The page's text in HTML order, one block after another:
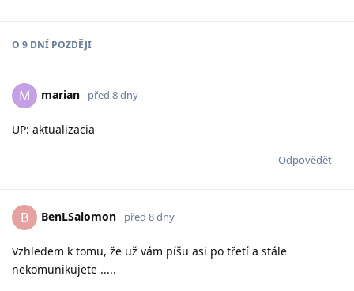
O 9 DNÍ POZDĚJI
M marian před 8 dny
UP: aktualizacia
Odpovědět
B BenLSalomon před 8 dny
Vzhledem k tomu, že už vám píšu asi po třetí a stále
nekomunikujete .....